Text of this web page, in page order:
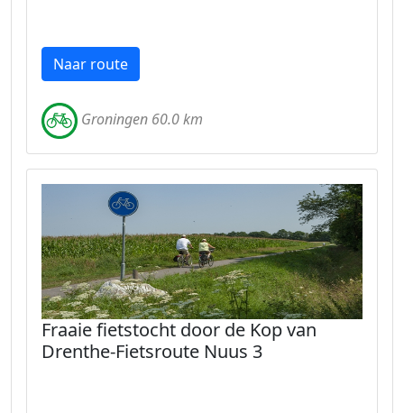
Naar route
Groningen 60.0 km
Fraaie fietstocht door de Kop van
Drenthe-Fietsroute Nuus 3